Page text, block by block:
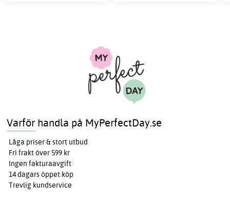
Varför handla på MyPerfectDay.se
Låga priser & stort utbud
Fri frakt över 599 kr
Ingen fakturaavgift
14 dagars öppet köp
Trevlig kundservice